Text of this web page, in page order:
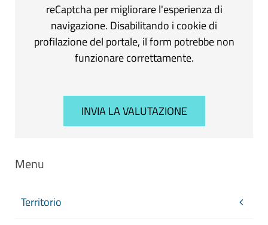
reCaptcha per migliorare l'esperienza di
navigazione. Disabilitando i cookie di
profilazione del portale, il form potrebbe non
funzionare correttamente.
Menu
Territorio